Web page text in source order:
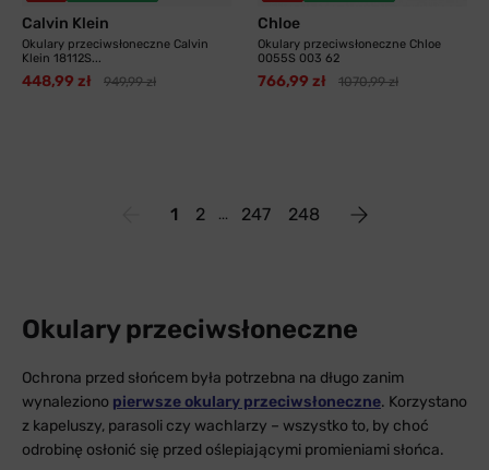
Calvin Klein
Okulary przeciwsłoneczne Calvin
Klein 18112S...
448,99 zł 949,99 zł
Chloe
Okulary przeciwsłoneczne Chloe
0055S 003 62
766,99 zł 1070,99 zł
1 2 247 248
Okulary przeciwsłoneczne
Ochrona przed słońcem była potrzebna na długo zanim
wynaleziono pierwsze okulary przeciwsłoneczne. Korzystano
z kapeluszy, parasoli czy wachlarzy – wszystko to, by choć
odrobinę osłonić się przed oślepiającymi promieniami słońca.